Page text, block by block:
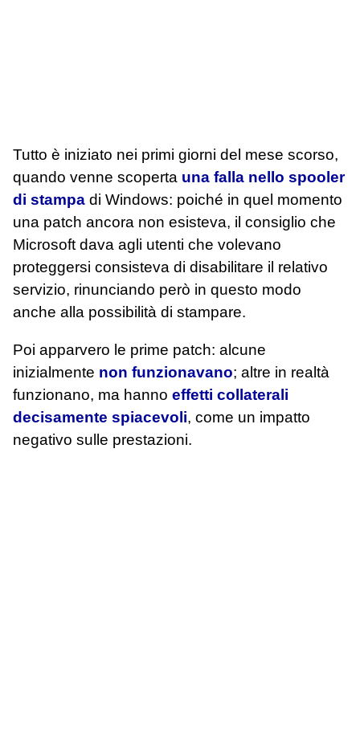
Tutto è iniziato nei primi giorni del mese scorso,
quando venne scoperta una falla nello spooler
di stampa di Windows: poiché in quel momento
una patch ancora non esisteva, il consiglio che
Microsoft dava agli utenti che volevano
proteggersi consisteva di disabilitare il relativo
servizio, rinunciando però in questo modo
anche alla possibilità di stampare.
Poi apparvero le prime patch: alcune
inizialmente non funzionavano; altre in realtà
funzionano, ma hanno effetti collaterali
decisamente spiacevoli, come un impatto
negativo sulle prestazioni.